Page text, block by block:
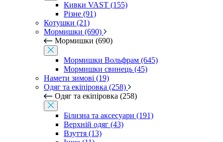
Кивки VAST (155)
Різне (91)
Котушки (21)
Мормишки (690)
Мормишки (690)
Мормишки Вольфрам (645)
Мормишки свинець (45)
Намети зимові (19)
Одяг та екіпіровка (258)
Одяг та екіпіровка (258)
Білизна та аксесуари (191)
Верхній одяг (43)
Взуття (13)